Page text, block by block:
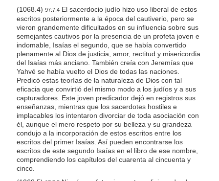
(1068.4) 97:7.4El sacerdocio judío hizo uso liberal de estos
escritos posteriormente a la época del cautiverio, pero se
vieron grandemente dificultados en su influencia sobre sus
semejantes cautivos por la presencia de un profeta joven e
indomable, Isaías el segundo, que se había convertido
plenamente al Dios de justicia, amor, rectitud y misericordia
del Isaías más anciano. También creía con Jeremías que
Yahvé se había vuelto el Dios de todas las naciones.
Predicó estas teorías de la naturaleza de Dios con tal
eficacia que convirtió del mismo modo a los judíos y a sus
capturadores. Este joven predicador dejó en registros sus
enseñanzas, mientras que los sacerdotes hostiles e
implacables los intentaron divorciar de toda asociación con
él, aunque el mero respeto por su belleza y su grandeza
condujo a la incorporación de estos escritos entre los
escritos del primer Isaías. Así pueden encontrarse los
escritos de este segundo Isaías en el libro de ese nombre,
comprendiendo los capítulos del cuarenta al cincuenta y
cinco.